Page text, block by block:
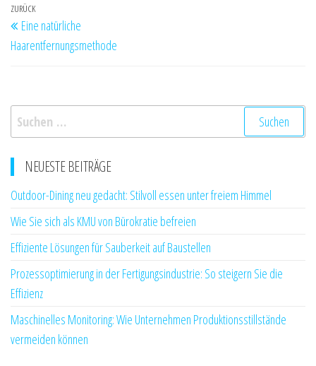
Beitragsnavigation
Vorheriger
Beitrag
ZURÜCK
Eine natürliche
Haarentfernungsmethode
Suchen
nach:
NEUESTE BEITRÄGE
Outdoor-Dining neu gedacht: Stilvoll essen unter freiem Himmel
Wie Sie sich als KMU von Bürokratie befreien
Effiziente Lösungen für Sauberkeit auf Baustellen
Prozessoptimierung in der Fertigungsindustrie: So steigern Sie die
Effizienz
Maschinelles Monitoring: Wie Unternehmen Produktionsstillstände
vermeiden können